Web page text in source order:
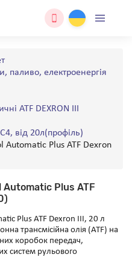
паливо, електроенергія
ATF DEXRON III
від 20л(профіль)
Automatic Plus ATF Dexron
Automatic Plus ATF
Plus ATF Dexron III, 20 л
трансмісійна олія (ATF) на
коробок передач,
систем рульового